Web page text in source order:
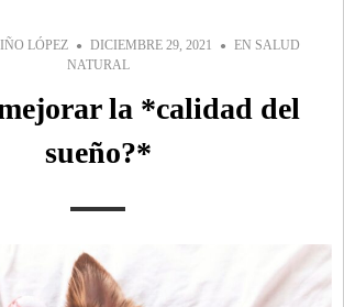
LÓPEZ DICIEMBRE 29, 2021 EN SALUD
NATURAL
la *calidad del
sueño?*